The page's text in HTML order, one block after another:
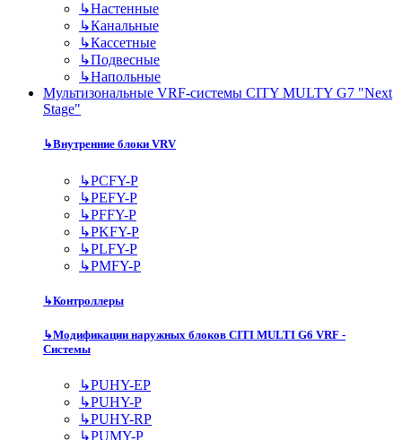
↳Настенные
↳Канальные
↳Кассетные
↳Подвесные
↳Напольные
Мультизональные VRF-системы CITY MULTY G7 "Next
Stage"
↳Внутренние блоки VRV
↳PCFY-P
↳PEFY-P
↳PFFY-P
↳PKFY-P
↳PLFY-P
↳PMFY-P
↳Контроллеры
↳Модификации наружных блоков CITI MULTI G6 VRF -
Системы
↳PUHY-EP
↳PUHY-P
↳PUHY-RP
↳PUMY-P